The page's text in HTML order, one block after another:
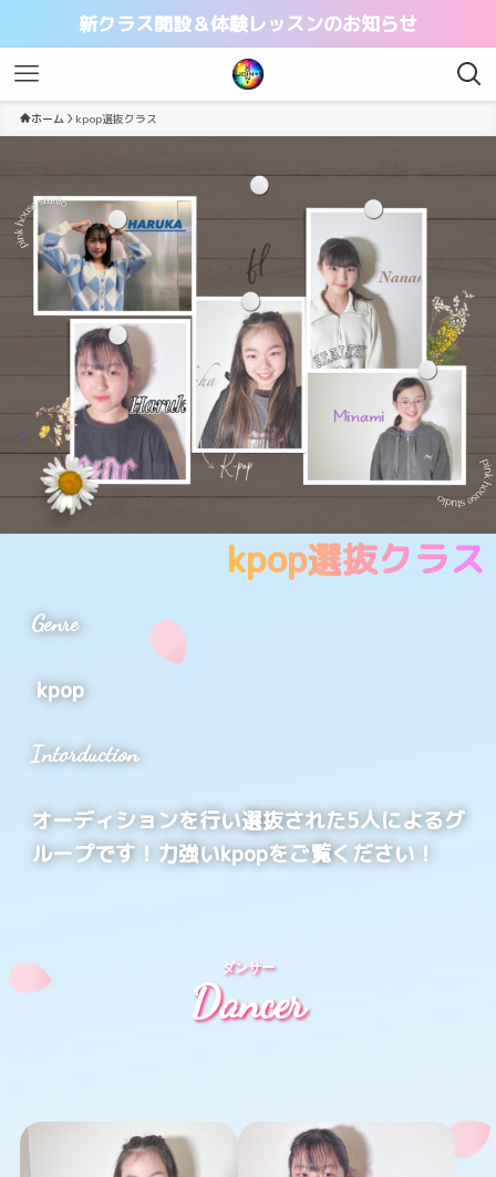
新クラス開設＆体験レッスンのお知らせ
ホーム kpop選抜クラス
kpop選抜クラス
Genre
kpop
Intorduction
オーディションを行い選抜された5人によるグ
ループです！力強いkpopをご覧ください！
Dancer
ダンサー